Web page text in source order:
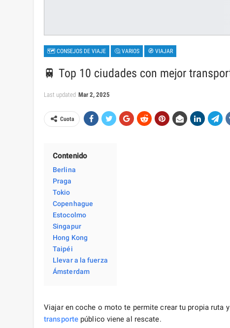
🗺 CONSEJOS DE VIAJE 🤔 VARIOS 🧭 VIAJAR
🚆 Top 10 ciudades con mejor
Last updated Mar 2, 2025
Cuota
Contenido
Berlina
Praga
Tokio
Copenhague
Estocolmo
Singapur
Hong Kong
Taipéi
Llevar a la fuerza
Ámsterdam
Viajar en coche o moto te permite crear tu propia ruta
transporte público viene al rescate.